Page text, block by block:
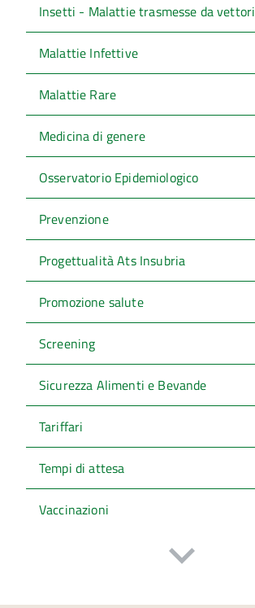
Insetti - Malattie trasmesse da vettori
Malattie Infettive
Malattie Rare
Medicina di genere
Osservatorio Epidemiologico
Prevenzione
Progettualità Ats Insubria
Promozione salute
Screening
Sicurezza Alimenti e Bevande
Tariffari
Tempi di attesa
Vaccinazioni